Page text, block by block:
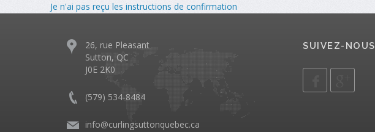
Je n'ai pas reçu les instructions de confirmation
26, rue Pleasant
Sutton, QC
J0E 2K0
(579) 534-8484
info@curlingsuttonquebec.ca
SUIVEZ-NOUS